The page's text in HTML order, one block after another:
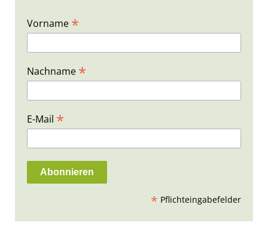
Vorname *
Nachname *
E-Mail *
* Pflichteingabefelder